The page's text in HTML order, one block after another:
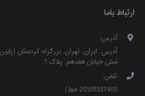
ارتباط باما
آدرس:
آدرس: ایران, تهران, بزرگراه کردستان
نبش خیابان هفدهم, پلاک 1 .
تلفن:
88337455(20 خط)